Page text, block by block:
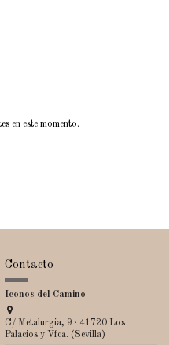
en este momento.
Contacto
Iconos del Camino
C/ Metalurgia, 9 · 41720 Los
Palacios y Vfca. (Sevilla)